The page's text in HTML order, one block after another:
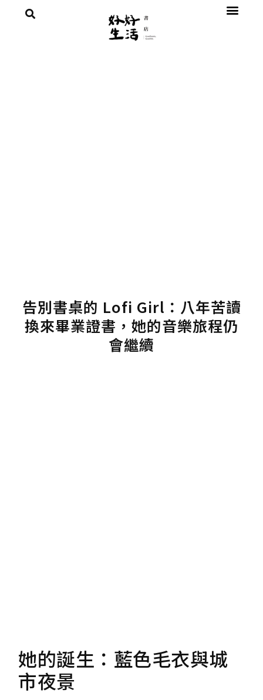
告別書桌的 Lofi Girl：八年苦讀
換來畢業證書，她的音樂旅程仍
會繼續
她的誕生：藍色毛衣與城
市夜景